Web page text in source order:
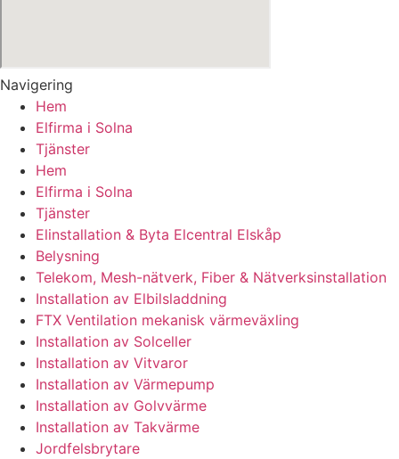
Navigering
Hem
Elfirma i Solna
Tjänster
Hem
Elfirma i Solna
Tjänster
Elinstallation & Byta Elcentral Elskåp
Belysning
Telekom, Mesh-nätverk, Fiber & Nätverksinstallation
Installation av Elbilsladdning
FTX Ventilation mekanisk värmeväxling
Installation av Solceller
Installation av Vitvaror
Installation av Värmepump
Installation av Golvvärme
Installation av Takvärme
Jordfelsbrytare